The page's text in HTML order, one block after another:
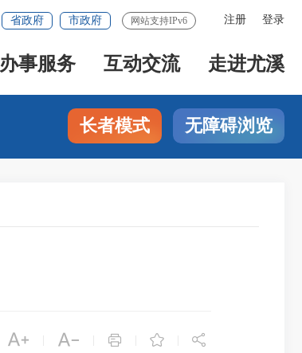
注册 登录
省政府 市政府 网站支持IPv6
办事服务 互动交流 走进尤溪
长者模式 无障碍浏览
    